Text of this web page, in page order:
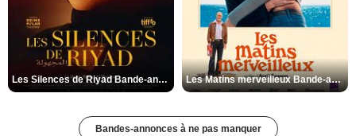
Les Silences de Riyad Bande-annonce VO STFR Les Matins merveilleux Bande-annonce VF
Bandes-annonces à ne pas manquer